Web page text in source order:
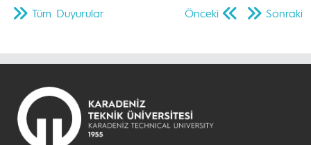
Önceki Sonraki
Tüm Duyurular